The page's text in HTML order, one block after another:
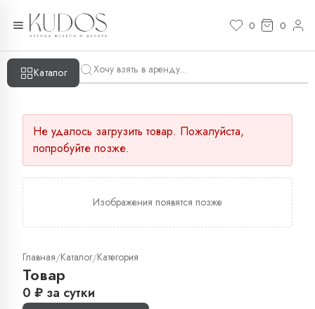
0 0
Каталог
Не удалось загрузить товар. Пожалуйста,
попробуйте позже.
Изображения появятся позже
Главная/Каталог/Категория
Товар
0 ₽ за сутки